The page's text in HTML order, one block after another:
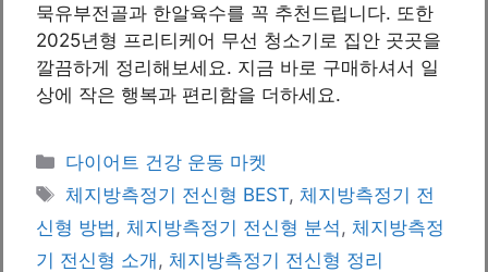
묵유부전골과 한알육수를 꼭 추천드립니다. 또한
2025년형 프리티케어 무선 청소기로 집안 곳곳을
깔끔하게 정리해보세요. 지금 바로 구매하셔서 일
상에 작은 행복과 편리함을 더하세요.
Categories
다이어트 건강 운동 마켓
Tags
체지방측정기 전신형 BEST, 체지방측정기 전
신형 방법 , 체지방측정기 전신형 분석 , 체지방측정
기 전신형 소개 , 체지방측정기 전신형 정리